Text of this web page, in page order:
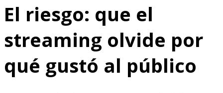
El riesgo: que el
streaming olvide por
qué gustó al público